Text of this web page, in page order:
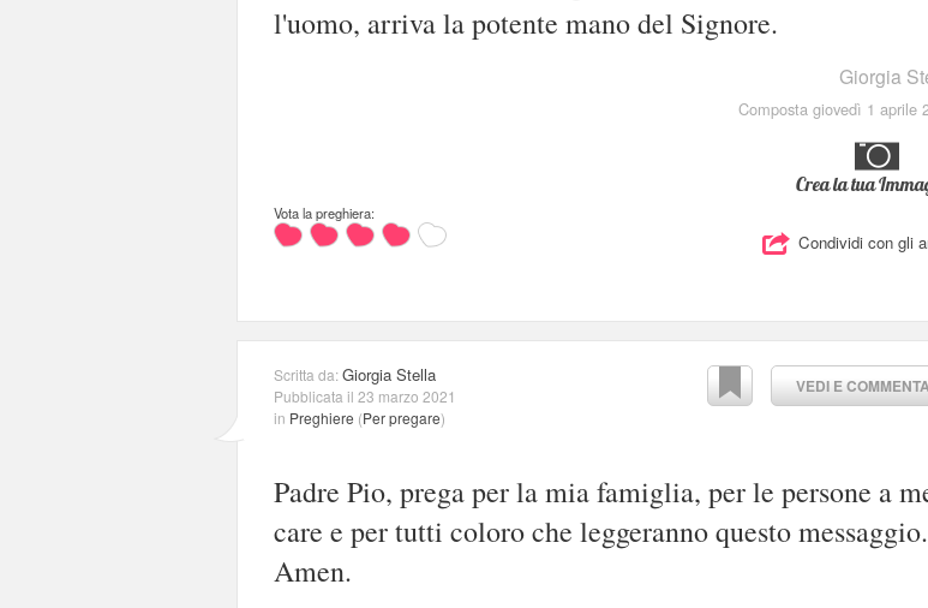
l'uomo, arriva la potente mano del Signore.
Giorgia
Composta giovedì 1 aprile
Crea la tua
Vota la preghiera:
Condividi con gli
VEDI E
Scritta da:Giorgia Stella
Pubblicata il 23 marzo 2021
in Preghiere (Per pregare)
Padre Pio, prega per la mia famiglia, per le persone a
care e per tutti coloro che leggeranno questo messaggio.
Amen.